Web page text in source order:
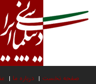
صفحه نخست درباره ما